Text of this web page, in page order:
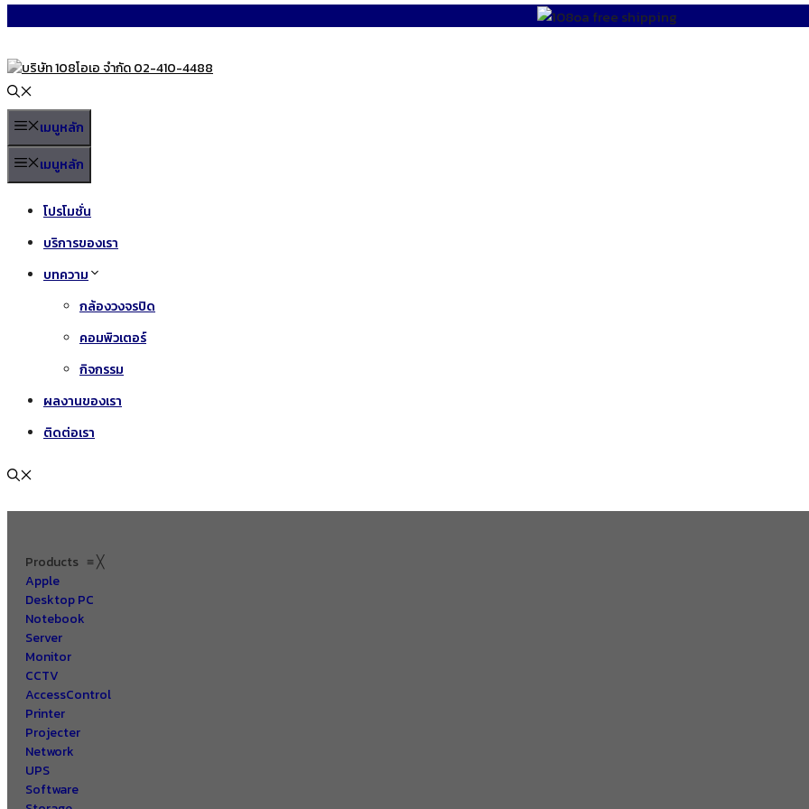
to
content
เมนูหลัก
เมนูหลัก
โปรโมชั่น
บริการของเรา
บทความ
กล้องวงจรปิด
คอมพิวเตอร์
กิจกรรม
ผลงานของเรา
ติดต่อเรา
Products ≡╳
Apple
Desktop PC
Notebook
Server
Monitor
CCTV
AccessControl
Printer
Projecter
Network
UPS
Software